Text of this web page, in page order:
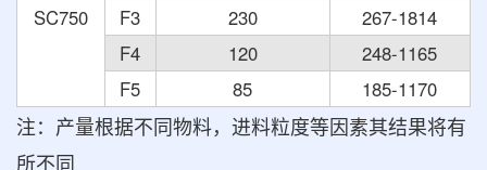
SC750
F3
230
267-1814
F4
120
248-1165
F5
85 185-1170
注：产量根据不同物料，进料粒度等因素其结果将有
所不同